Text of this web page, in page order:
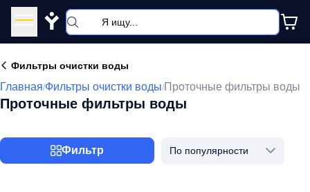
Y
Фильтры очистки воды
Главная/Фильтры очистки воды/Проточные фильтры воды
Проточные фильтры воды
Фильтр По популярности